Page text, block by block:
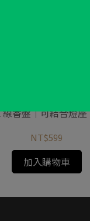
線香盤｜可結合燈
NT$599
加入購物車